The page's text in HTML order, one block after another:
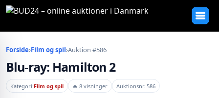
Forside›Film og spil›Auktion #586
Blu-ray: Hamilton 2
Kategori:Film og spil 🔥 8 visninger Auktionsnr. 586